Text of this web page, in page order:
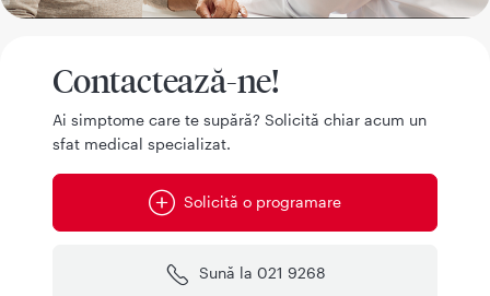
Contactează-ne!
Ai simptome care te supără? Solicită chiar acum un
sfat medical specializat.
Solicită o programare
Sună la 021 9268